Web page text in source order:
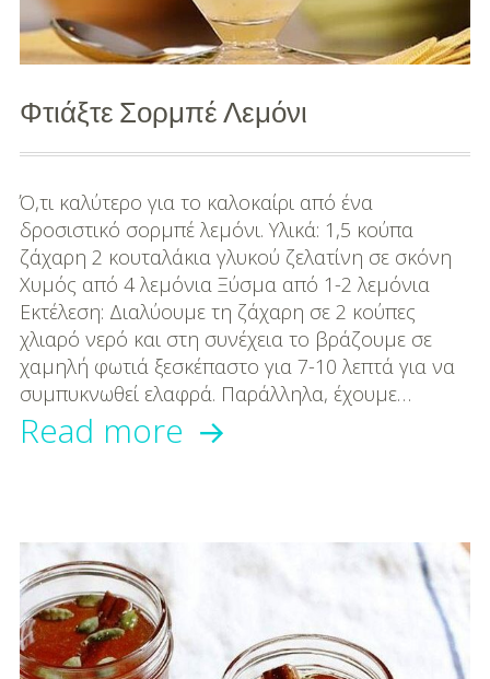
Φτιάξτε Σορμπέ Λεμόνι
Ό,τι καλύτερο για το καλοκαίρι από ένα
δροσιστικό σορμπέ λεμόνι. Υλικά: 1,5 κούπα
ζάχαρη 2 κουταλάκια γλυκού ζελατίνη σε σκόνη
Χυμός από 4 λεμόνια Ξύσμα από 1-2 λεμόνια
Εκτέλεση: Διαλύουμε τη ζάχαρη σε 2 κούπες
χλιαρό νερό και στη συνέχεια το βράζουμε σε
χαμηλή φωτιά ξεσκέπαστο για 7-10 λεπτά για να
συμπυκνωθεί ελαφρά. Παράλληλα, έχουμε…
Read more Φτιάξτε